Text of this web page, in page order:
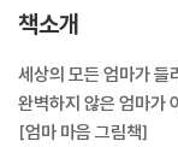
책소개
세상의 모든 엄마가 들
완벽하지 않은 엄마가
[엄마 마음 그림책]